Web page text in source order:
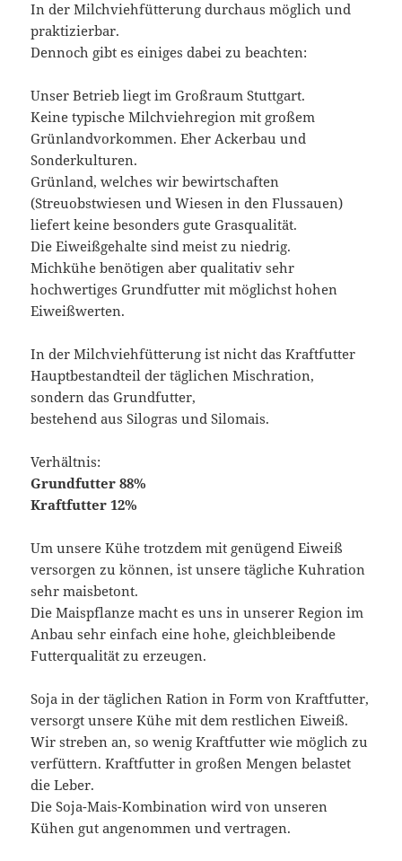
In der Milchviehfütterung durchaus möglich und
praktizierbar.
Dennoch gibt es einiges dabei zu beachten:
Unser Betrieb liegt im Großraum Stuttgart.
Keine typische Milchviehregion mit großem
Grünlandvorkommen. Eher Ackerbau und
Sonderkulturen.
Grünland, welches wir bewirtschaften
(Streuobstwiesen und Wiesen in den Flussauen)
liefert keine besonders gute Grasqualität.
Die Eiweißgehalte sind meist zu niedrig.
Michkühe benötigen aber qualitativ sehr
hochwertiges Grundfutter mit möglichst hohen
Eiweißwerten.
In der Milchviehfütterung ist nicht das Kraftfutter
Hauptbestandteil der täglichen Mischration,
sondern das Grundfutter,
bestehend aus Silogras und Silomais.
Verhältnis:
Grundfutter 88%
Kraftfutter 12%
Um unsere Kühe trotzdem mit genügend Eiweiß
versorgen zu können, ist unsere tägliche Kuhration
sehr maisbetont.
Die Maispflanze macht es uns in unserer Region im
Anbau sehr einfach eine hohe, gleichbleibende
Futterqualität zu erzeugen.
Soja in der täglichen Ration in Form von Kraftfutter,
versorgt unsere Kühe mit dem restlichen Eiweiß.
Wir streben an, so wenig Kraftfutter wie möglich zu
verfüttern. Kraftfutter in großen Mengen belastet
die Leber.
Die Soja-Mais-Kombination wird von unseren
Kühen gut angenommen und vertragen.